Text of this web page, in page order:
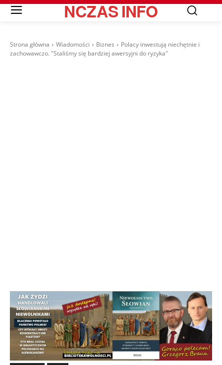
NCZASINFO
Strona główna Wiadomości Biznes
Polacy inwestują niechętnie i
zachowawczo. "Staliśmy się bardziej awersyjni do ryzyka"